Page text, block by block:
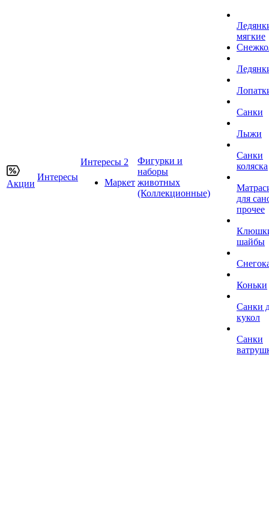
Акции
Интересы
Интересы 2
Маркет
Фигурки и
наборы
животных
(Коллекционные)
мягкие
Санки
Лыжи
Санки
коляска
для
прочее
шайбы
Коньки
Санки
кукол
Санки